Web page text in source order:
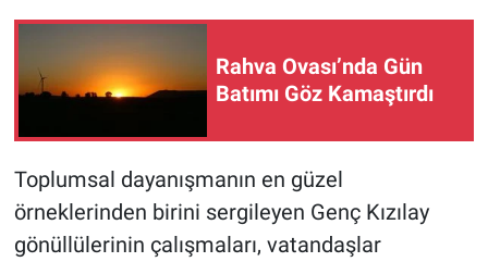
Rahva Ovası’nda Gün
Batımı Göz Kamaştırdı
Toplumsal dayanışmanın en güzel
örneklerinden birini sergileyen Genç Kızılay
gönüllülerinin çalışmaları, vatandaşlar